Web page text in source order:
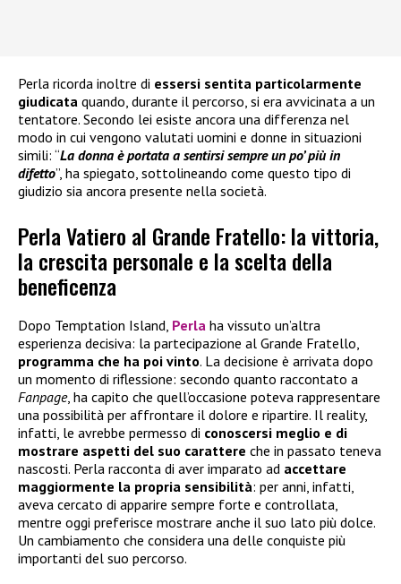
Perla ricorda inoltre di essersi sentita particolarmente
giudicata quando, durante il percorso, si era avvicinata a un
tentatore. Secondo lei esiste ancora una differenza nel
modo in cui vengono valutati uomini e donne in situazioni
simili: “La donna è portata a sentirsi sempre un po’ più in
difetto”, ha spiegato, sottolineando come questo tipo di
giudizio sia ancora presente nella società.
Perla Vatiero al Grande Fratello: la vittoria,
la crescita personale e la scelta della
beneficenza
Dopo Temptation Island, Perla ha vissuto un’altra
esperienza decisiva: la partecipazione al Grande Fratello,
programma che ha poi vinto. La decisione è arrivata dopo
un momento di riflessione: secondo quanto raccontato a
Fanpage, ha capito che quell’occasione poteva rappresentare
una possibilità per affrontare il dolore e ripartire. Il reality,
infatti, le avrebbe permesso di conoscersi meglio e di
mostrare aspetti del suo carattere che in passato teneva
nascosti. Perla racconta di aver imparato ad accettare
maggiormente la propria sensibilità: per anni, infatti,
aveva cercato di apparire sempre forte e controllata,
mentre oggi preferisce mostrare anche il suo lato più dolce.
Un cambiamento che considera una delle conquiste più
importanti del suo percorso.